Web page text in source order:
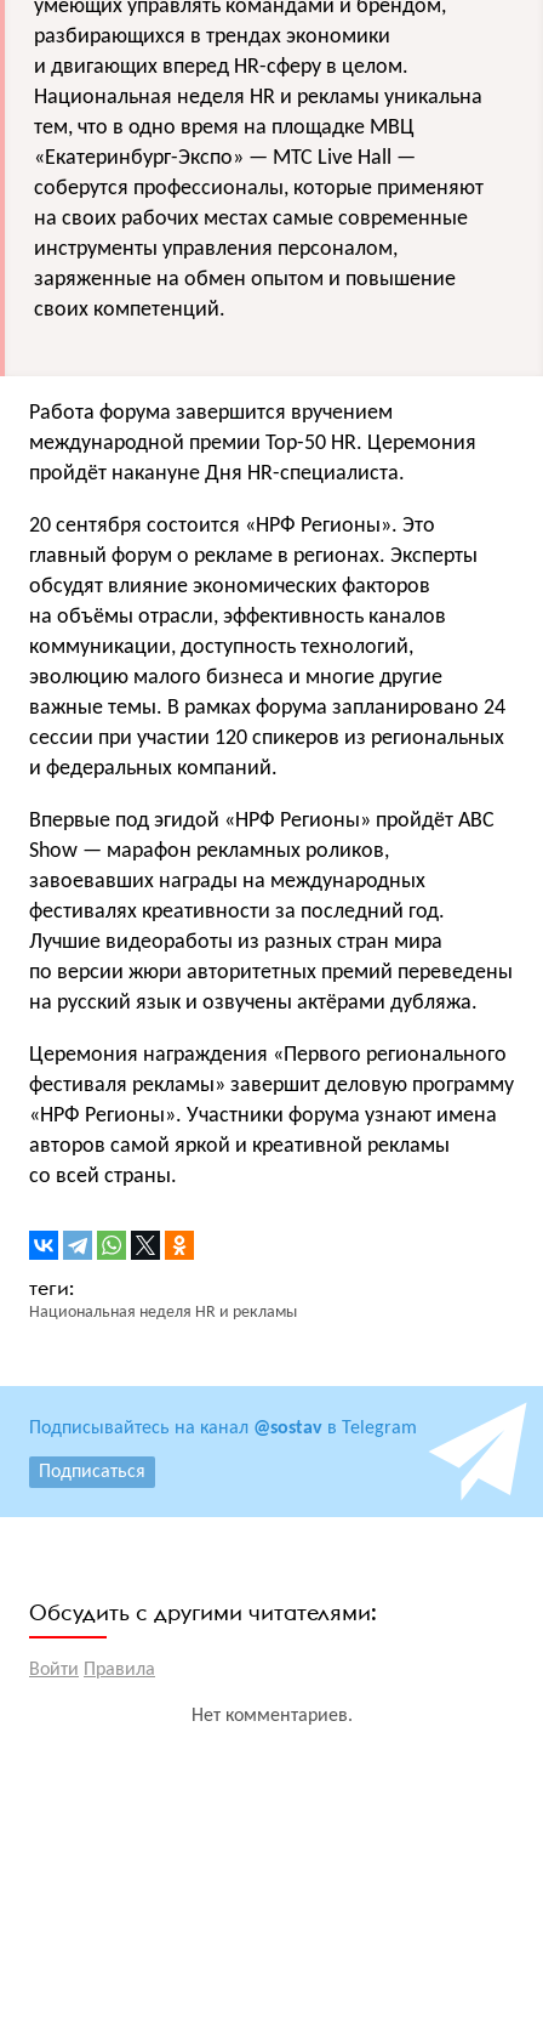
умеющих управлять командами и брендом,
разбирающихся в трендах экономики
и двигающих вперед HR-сферу в целом.
Национальная неделя HR и рекламы уникальна
тем, что в одно время на площадке МВЦ
«Екатеринбург-Экспо» — МТС Live Hall —
соберутся профессионалы, которые применяют
на своих рабочих местах самые современные
инструменты управления персоналом,
заряженные на обмен опытом и повышение
своих компетенций.
Работа форума завершится вручением
международной премии Top-50 HR. Церемония
пройдёт накануне Дня HR-специалиста.
20 сентября состоится «НРФ Регионы». Это
главный форум о рекламе в регионах. Эксперты
обсудят влияние экономических факторов
на объёмы отрасли, эффективность каналов
коммуникации, доступность технологий,
эволюцию малого бизнеса и многие другие
важные темы. В рамках форума запланировано 24
сессии при участии 120 спикеров из региональных
и федеральных компаний.
Впервые под эгидой «НРФ Регионы» пройдёт ABC
Show — марафон рекламных роликов,
завоевавших награды на международных
фестивалях креативности за последний год.
Лучшие видеоработы из разных стран мира
по версии жюри авторитетных премий переведены
на русский язык и озвучены актёрами дубляжа.
Церемония награждения «Первого регионального
фестиваля рекламы» завершит деловую программу
«НРФ Регионы». Участники форума узнают имена
авторов самой яркой и креативной рекламы
со всей страны.
Национальная неделя HR и рекламы
Подписывайтесь на канал @sostav в Telegram
Подписаться
Обсудить с другими читателями:
Войти Правила
Нет комментариев.